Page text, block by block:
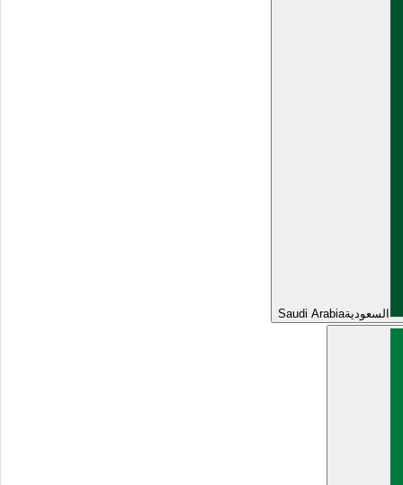
السعوديةSaudi Arabia